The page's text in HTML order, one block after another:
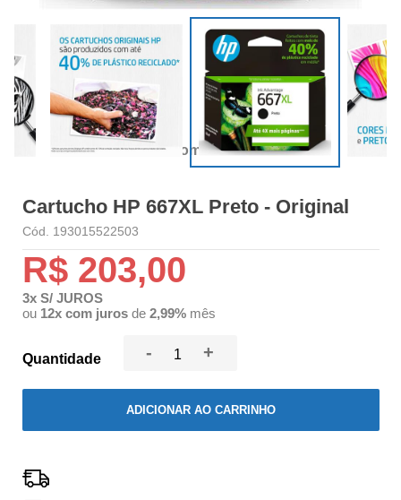
Compartilhar
Cartucho HP 667XL Preto - Original
Cód. 193015522503
R$ 203,00
3x S/ JUROS
ou 12x com juros de 2,99%mês
Quantidade - +
ADICIONAR AO CARRINHO